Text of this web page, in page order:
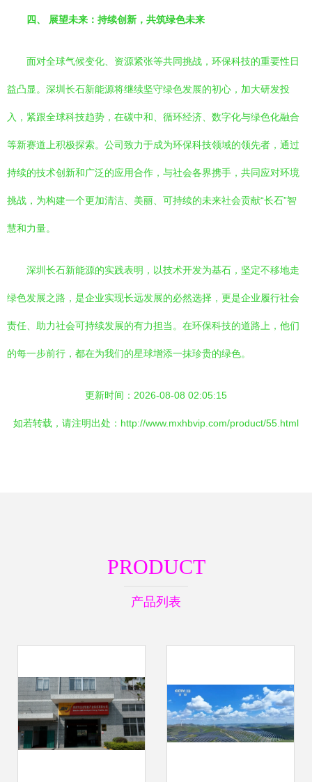
四、 展望未来：持续创新，共筑绿色未来
面对全球气候变化、资源紧张等共同挑战，环保科技的重要性日
益凸显。深圳长石新能源将继续坚守绿色发展的初心，加大研发投
入，紧跟全球科技趋势，在碳中和、循环经济、数字化与绿色化融合
等新赛道上积极探索。公司致力于成为环保科技领域的领先者，通过
持续的技术创新和广泛的应用合作，与社会各界携手，共同应对环境
挑战，为构建一个更加清洁、美丽、可持续的未来社会贡献“长石”智
慧和力量。
深圳长石新能源的实践表明，以技术开发为基石，坚定不移地走
绿色发展之路，是企业实现长远发展的必然选择，更是企业履行社会
责任、助力社会可持续发展的有力担当。在环保科技的道路上，他们
的每一步前行，都在为我们的星球增添一抹珍贵的绿色。
更新时间：2026-08-08 02:05:15
如若转载，请注明出处：http://www.mxhbvip.com/product/55.html
PRODUCT
产品列表